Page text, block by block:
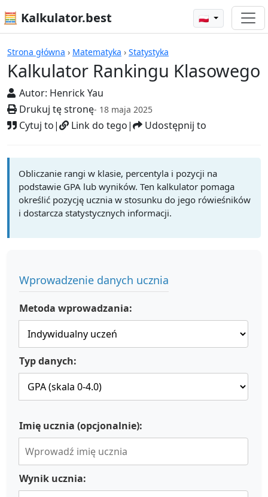
🧮 Kalkulator.best 🇵🇱
Strona główna › Matematyka › Statystyka
Kalkulator Rankingu Klasowego
Autor: Henrick Yau
Drukuj tę stronę- 18 maja 2025
Cytuj to| Link do tego| Udostępnij to
Kalkulatory
Obliczanie rangi w klasie, percentyla i pozycji na
podstawie GPA lub wyników. Ten kalkulator pomaga
określić pozycję ucznia w stosunku do jego rówieśników
i dostarcza statystycznych informacji.
Wprowadzenie danych ucznia
Metoda wprowadzania:
Typ danych:
Imię ucznia (opcjonalnie):
Wynik ucznia: